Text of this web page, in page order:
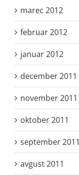
marec 2012
februar 2012
januar 2012
december 2011
november 2011
oktober 2011
september 2011
avgust 2011